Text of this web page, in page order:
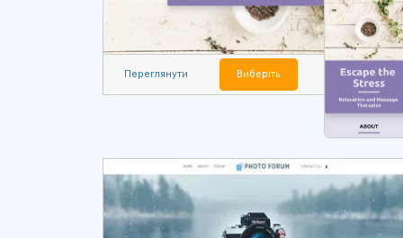
Переглянути Виберіть